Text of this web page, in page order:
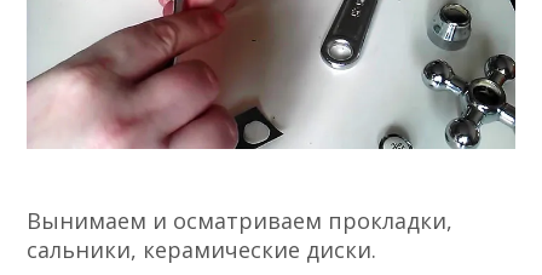
Вынимаем и осматриваем прокладки,
сальники, керамические диски.